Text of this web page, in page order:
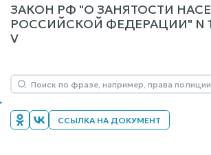
ЗАКОН РФ "О ЗАНЯТОСТИ
РОССИЙСКОЙ ФЕДЕРАЦИИ" N
V
ССЫЛКА НА ДОКУМЕНТ